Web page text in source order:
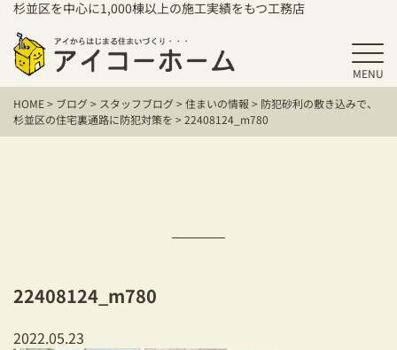
杉並区を中心に1,000棟以上の施工実績をもつ工務店
MENU
HOME
アイコーホームの家づくり
保証／アフターサポート
住宅シリーズ
HOME> ブログ> スタッフブログ>住まいの情報 > 防犯砂利の敷き込みで、
杉並区の住宅裏通路に防犯対策を >22408124_m780
22408124_m780
2022.05.23